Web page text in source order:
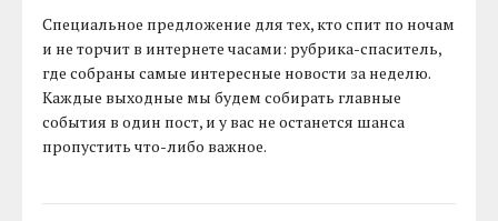
Специальное предложение для тех, кто спит по ночам
и не торчит в интернете часами: рубрика-спаситель,
где собраны самые интересные новости за неделю.
Каждые выходные мы будем собирать главные
события в один пост, и у вас не останется шанса
пропустить что-либо важное.